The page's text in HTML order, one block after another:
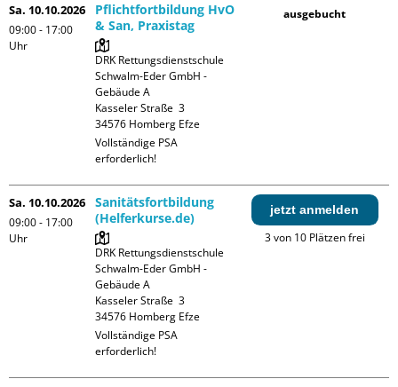
Sa. 10.10.2026
09:00 - 17:00
Uhr
Pflichtfortbildung HvO
& San, Praxistag
DRK Rettungsdienstschule
Schwalm-Eder GmbH -
Gebäude A
Kasseler Straße  3
Vollständige PSA
erforderlich!
ausgebucht
Sa. 10.10.2026
09:00 - 17:00
Uhr
Sanitätsfortbildung
(Helferkurse.de)
DRK Rettungsdienstschule
Schwalm-Eder GmbH -
Gebäude A
Kasseler Straße  3
Vollständige PSA
erforderlich!
jetzt anmelden
3 von 10 Plätzen frei